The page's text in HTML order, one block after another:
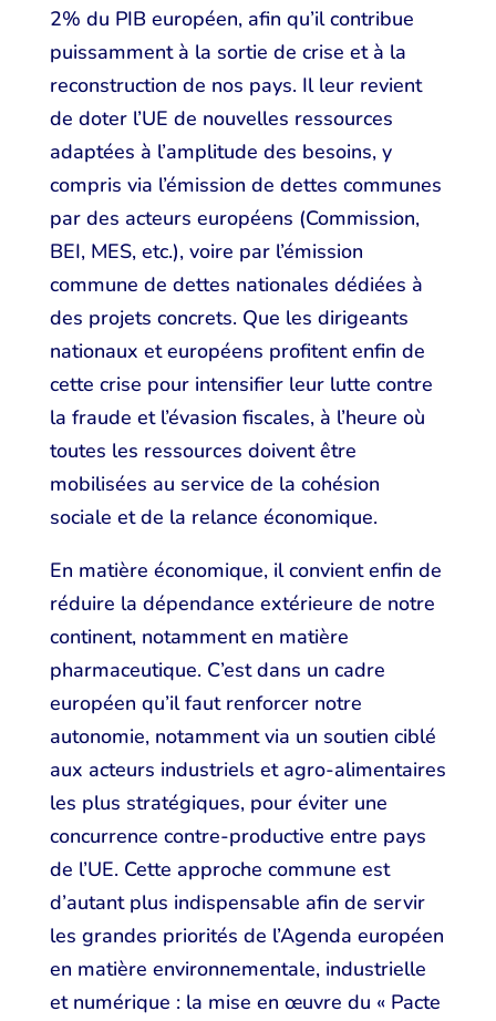
2% du PIB européen, afin qu’il contribue
puissamment à la sortie de crise et à la
reconstruction de nos pays. Il leur revient
de doter l’UE de nouvelles ressources
adaptées à l’amplitude des besoins, y
compris via l’émission de dettes communes
par des acteurs européens (Commission,
BEI, MES, etc.), voire par l’émission
commune de dettes nationales dédiées à
des projets concrets. Que les dirigeants
nationaux et européens profitent enfin de
cette crise pour intensifier leur lutte contre
la fraude et l’évasion fiscales, à l’heure où
toutes les ressources doivent être
mobilisées au service de la cohésion
sociale et de la relance économique.
En matière économique, il convient enfin de
réduire la dépendance extérieure de notre
continent, notamment en matière
pharmaceutique. C’est dans un cadre
européen qu’il faut renforcer notre
autonomie, notamment via un soutien ciblé
aux acteurs industriels et agro-alimentaires
les plus stratégiques, pour éviter une
concurrence contre-productive entre pays
de l’UE. Cette approche commune est
d’autant plus indispensable afin de servir
les grandes priorités de l’Agenda européen
en matière environnementale, industrielle
et numérique : la mise en œuvre du « Pacte